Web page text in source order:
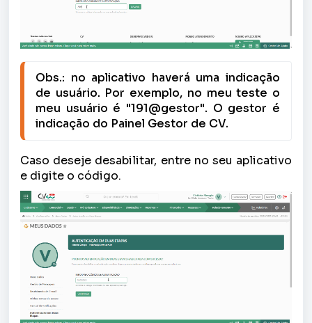
Obs.: no aplicativo haverá uma indicação
de usuário. Por exemplo, no meu teste o
meu usuário é "191@gestor". O gestor é
indicação do Painel Gestor de CV.
Caso deseje desabilitar, entre no seu aplicativo
e digite o código.